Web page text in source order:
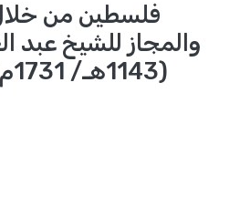
فلسطين من
والمجاز للشيخ عبد